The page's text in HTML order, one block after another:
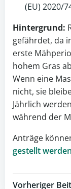
(EU) 2020/
Hintergrund:
gefährdet, da
erste
hohem Gras
Wenn eine
nicht, sie
Jährlich
während der
Anträge
gestellt werden
Vorheriger